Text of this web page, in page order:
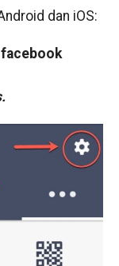
dan iOS: